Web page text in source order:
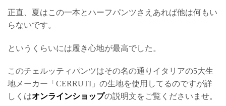
正直、夏はこの一本とハーフパンツさえあれば他は何もい
らないです。
というくらいには履き心地が最高でした。
このチェルッティパンツはその名の通りイタリアの5大生
地メーカー「CERRUTI」の生地を使用してるのですが詳
しくはオンラインショップの説明文をご覧くださいませ。